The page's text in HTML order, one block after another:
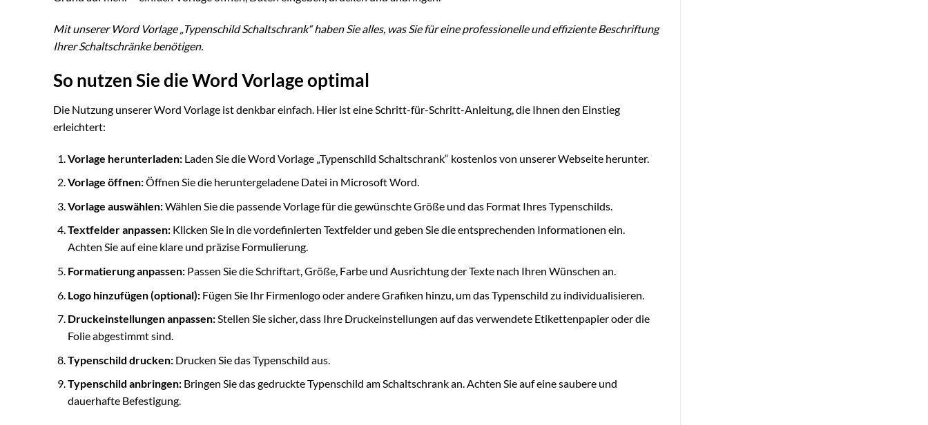
Mit unserer Word Vorlage „Typenschild Schaltschrank“ haben Sie alles, was Sie für eine professionelle und effiziente Beschriftung
Ihrer Schaltschränke benötigen.
So nutzen Sie die Word Vorlage optimal
Die Nutzung unserer Word Vorlage ist denkbar einfach. Hier ist eine Schritt-für-Schritt-Anleitung, die Ihnen den Einstieg
erleichtert:
Vorlage herunterladen:Laden Sie die Word Vorlage „Typenschild Schaltschrank“ kostenlos von unserer Webseite herunter.
Vorlage öffnen:Öffnen Sie die heruntergeladene Datei in Microsoft Word.
Vorlage auswählen:Wählen Sie die passende Vorlage für die gewünschte Größe und das Format Ihres Typenschilds.
Textfelder anpassen:Klicken Sie in die vordefinierten Textfelder und geben Sie die entsprechenden Informationen ein.
Achten Sie auf eine klare und präzise Formulierung.
Formatierung anpassen:Passen Sie die Schriftart, Größe, Farbe und Ausrichtung der Texte nach Ihren Wünschen an.
Logo hinzufügen (optional):Fügen Sie Ihr Firmenlogo oder andere Grafiken hinzu, um das Typenschild zu individualisieren.
Druckeinstellungen anpassen:Stellen Sie sicher, dass Ihre Druckeinstellungen auf das verwendete Etikettenpapier oder die
Folie abgestimmt sind.
Typenschild drucken:Drucken Sie das Typenschild aus.
Typenschild anbringen:Bringen Sie das gedruckte Typenschild am Schaltschrank an. Achten Sie auf eine saubere und
dauerhafte Befestigung.